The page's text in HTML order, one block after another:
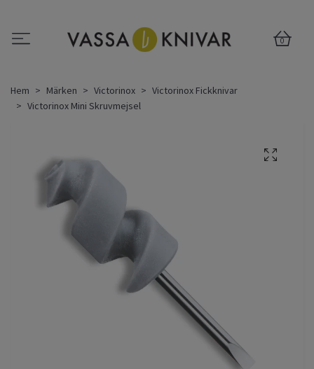
0
Hem Märken Victorinox
Victorinox Fickknivar
Victorinox Mini Skruvmejsel